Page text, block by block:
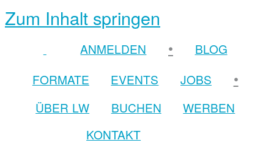
Zum Inhalt springen
ANMELDEN •
BLOG
FORMATE
EVENTS JOBS •
ÜBER LW BUCHEN
WERBEN
KONTAKT